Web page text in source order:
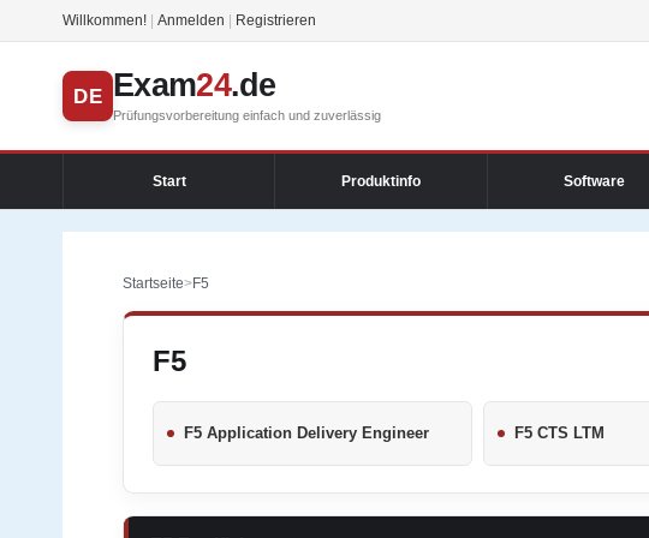
Willkommen! Anmelden Registrieren
DE Exam24.de
Prüfungsvorbereitung einfach und zuverlässig
Start Produktinfo Software
Startseite>F5
F5
F5 Application Delivery Engineer F5 CTS LTM